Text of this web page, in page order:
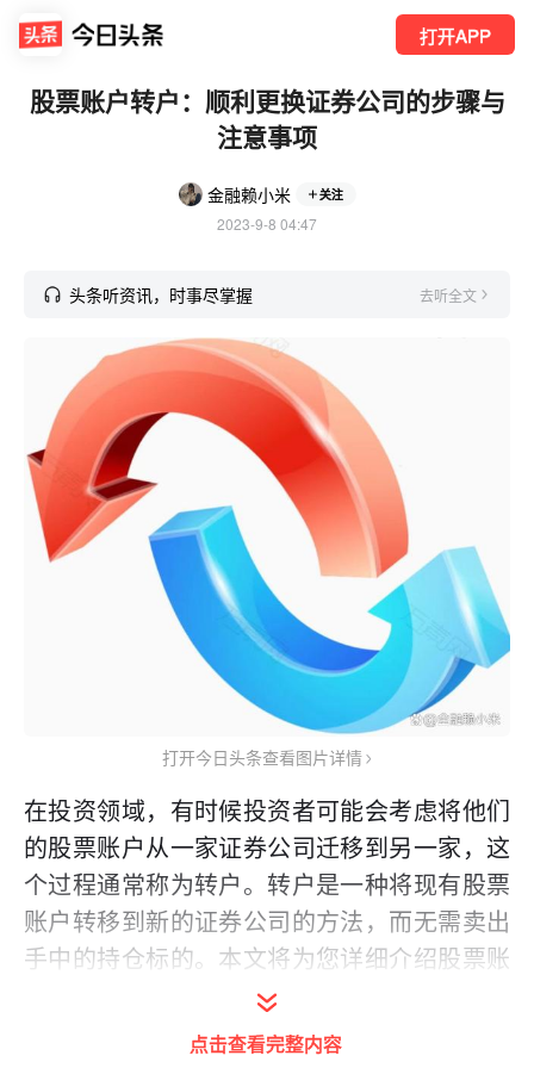
打开APP
股票账户转户：顺利更换证券公司的步骤与
注意事项
金融赖小米 关注
2023-9-8 04:47
头条听资讯，时事尽掌握 去听全文
打开今日头条查看图片详情
在投资领域，有时候投资者可能会考虑将他们
的股票账户从一家证券公司迁移到另一家，这
个过程通常称为转户。转户是一种将现有股票
账户转移到新的证券公司的方法，而无需卖出
手中的持仓标的。本文将为您详细介绍股票账
户转户的流程和需要注意的事项。
股票账户转户流程点击查看完整内容